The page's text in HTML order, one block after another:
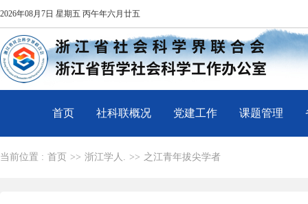
2026年08月7日 星期五 丙午年六月廿五
首页 社科联概况 党建工作 课题管理
当前位置 : 首页 >> 浙江学人. >> 之江青年拔尖学者